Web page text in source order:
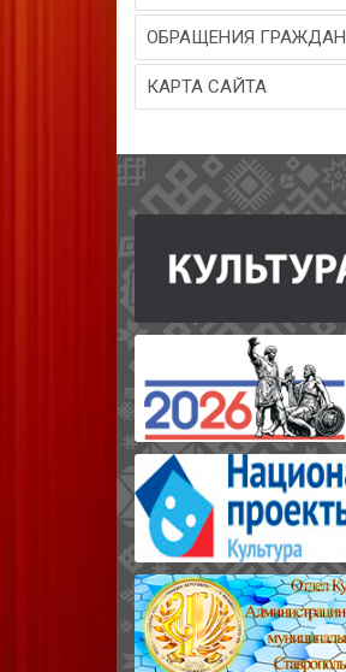
ОБРАЩЕНИЯ ГРАЖДАН
КАРТА САЙТА